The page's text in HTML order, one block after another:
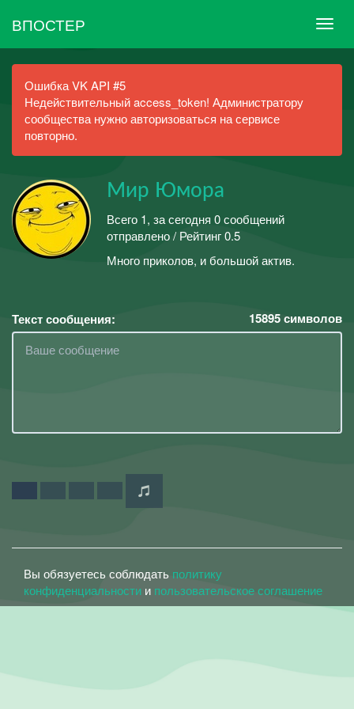
ВПОСТЕР
Ошибка VK API #5
Недействительный access_token! Администратору
сообщества нужно авторизоваться на сервисе
повторно.
Мир Юмора
Всего 1, за сегодня 0 сообщений
отправлено / Рейтинг 0.5
Много приколов, и большой актив.
Текст сообщения: 15895символов
Вы обязуетесь соблюдать политику
конфиденциальности и пользовательское соглашение